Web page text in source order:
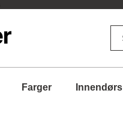
Farger Innendørs